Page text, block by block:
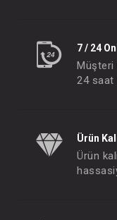
7 / 24
Müşteri
24 saat
Ürün
Ürün